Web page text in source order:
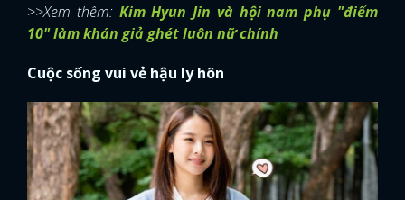
>>Xem thêm: Kim Hyun Jin và hội nam phụ "điểm
10" làm khán giả ghét luôn nữ chính
Cuộc sống vui vẻ hậu ly hôn